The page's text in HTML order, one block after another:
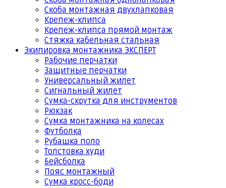
Скоба монтажная двухлапковая
Крепеж-клипса
Крепеж-клипса прямой монтаж
Стяжка кабельная стальная
Экипировка монтажника ЭКСПЕРТ
Рабочие перчатки
Защитные перчатки
Универсальный жилет
Сигнальный жилет
Сумка-скрутка для инструментов
Рюкзак
Сумка монтажника на колесах
Футболка
Рубашка поло
Толстовка худи
Бейсболка
Пояс монтажный
Сумка кросс-боди